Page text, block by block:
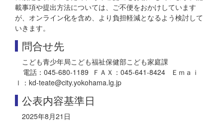
載事項や提出方法については、ご不便をおかけしています
が、オンライン化を含め、より負担軽減となるよう検討して
いきます。
問合せ先
こども青少年局こども福祉保健部こども家庭課
電話：045-680-1189 ＦＡＸ：045-641-8424 Ｅｍａｉ
ｌ：kd-teate@city.yokohama.lg.jp
公表内容基準日
2025年8月21日